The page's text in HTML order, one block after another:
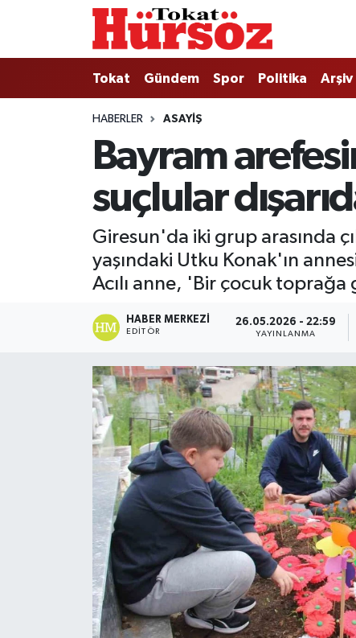
Tokat Gündem Spor Politika Arşiv
HABERLER ASAYIŞ
Bayram
suçlular
Giresun'da iki grup arasında
yaşındaki Utku Konak'ın
Acılı anne, 'Bir çocuk
HABER MERKEZI
EDITÖR
26.05.2026 - 22:59
YAYINLANMA
Tokat
Türkiye Gündemi
Gündem
Politika
Ekonomi
Tokat Haber
Nöbetçi Eczaneler
Hava Durumu
Tokat Namaz Vakitleri
Tüm Manşetler